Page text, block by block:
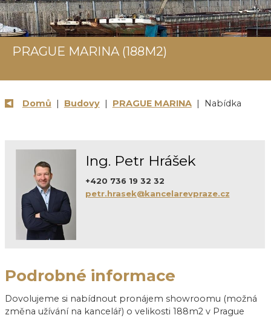
PRAGUE MARINA (188M2)
Domů | Budovy| PRAGUE MARINA| Nabídka
Ing. Petr Hrášek
+420 736 19 32 32
petr.hrasek@kancelarevpraze.cz
Podrobné informace
Dovolujeme si nabídnout pronájem showroomu (možná
změna užívání na kancelář) o velikosti 188m2 v Prague